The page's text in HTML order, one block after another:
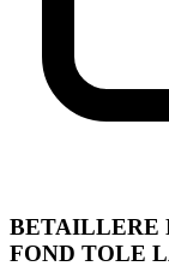
BETAILLERE
FOND TOLE